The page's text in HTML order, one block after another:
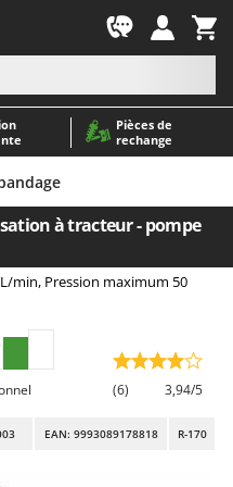
Pièces de
rechange
tondeuses autoportés
gazon
terre pour tracteur
tracteurs
à tracteur - pompe
min, Pression maximum 50
(6) 3,94/5
EAN: 9993089178818 R-170